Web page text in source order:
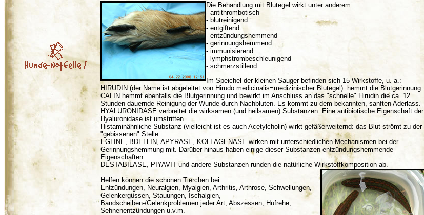
Die Behandlung mit Blutegel wirkt unter anderem:
- antithrombotisch
- blutreinigend
- entgiftend
- entzündungshemmend
- gerinnungshemmend
- immunisierend
- lymphstrombeschleunigend
- schmerzstillend
Im Speichel der kleinen Sauger befinden sich 15 Wirkstoffe, u. a.:
HIRUDIN (der Name ist abgeleitet von Hirudo medicinalis=medizinischer Blutegel): hemmt die Blutgerinnung.
CALIN hemmt ebenfalls die Blutgerinnung und bewirkt im Anschluss an das "schnelle" Hirudin die ca. 12
Stunden dauernde Reinigung der Wunde durch Nachbluten. Es kommt zu dem bekannten, sanften Aderlass.
HYALURONIDASE verbreitet die wirksamen (und heilsamen) Substanzen. Eine antibiotische Eigenschaft der
Hyaluronidase ist umstritten.
Histaminähnliche Substanz (vielleicht ist es auch Acetylcholin) wirkt gefäßerweiternd: das Blut strömt zu der
"gebissenen" Stelle.
EGLINE, BDELLIN, APYRASE, KOLLAGENASE wirken mit unterschiedlichen Mechanismen bei der
Gerinnungshemmung mit. Darüber hinaus haben einige dieser Substanzen entzündungshemmende
Eigenschaften.
DESTABILASE, PIYAVIT und andere Substanzen runden die natürliche Wirkstoffkomposition ab.
Helfen können die schönen Tierchen bei:
Entzündungen, Neuralgien, Myalgien, Arthritis, Arthrose, Schwellungen,
Gelenkergüssen, Stauungen, Ischalgien,
Bandscheiben-/Gelenkproblemen jeder Art, Abszessen, Hufrehe,
Sehnenentzündungen u.v.m.